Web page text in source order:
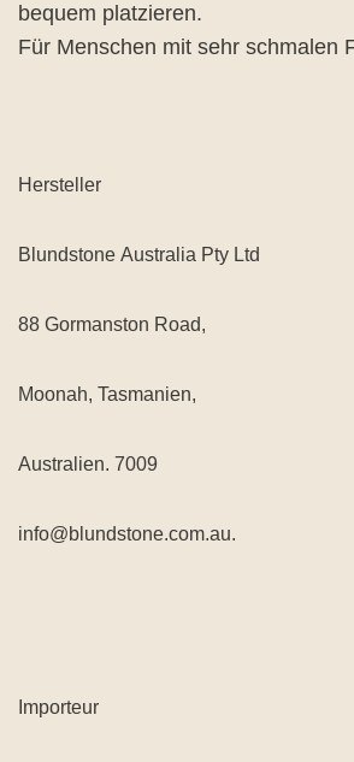
bequem platzieren.
Für Menschen mit sehr schmalen
Hersteller
Blundstone Australia Pty Ltd
88 Gormanston Road,
Moonah, Tasmanien,
Australien. 7009
info@blundstone.com.au.
Importeur